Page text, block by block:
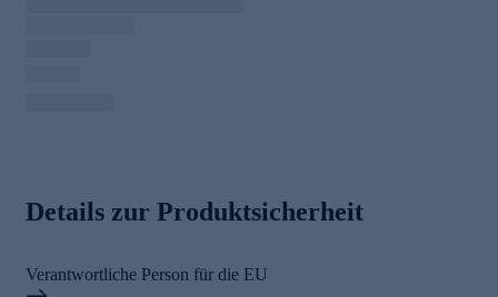
Details zur Produktsicherheit
Verantwortliche Person für die EU